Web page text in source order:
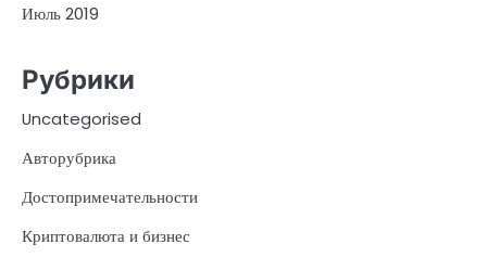
Июль 2019
Рубрики
Uncategorised
Авторубрика
Достопримечательности
Криптовалюта и бизнес